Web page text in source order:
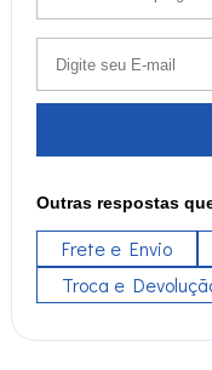
Outras respostas
Frete e Envio
Troca e